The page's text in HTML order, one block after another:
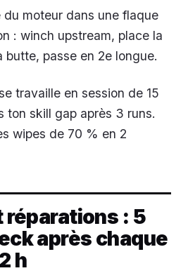
moteur dans une flaque
: winch upstream, place la
butte, passe en 2e longue.
travaille en session de 15
ton skill gap après 3 runs.
wipes de 70 % en 2
: 5
après chaque
h